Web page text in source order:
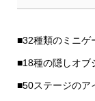
■32種類のミニゲ
■18種の隠しオブ
■50ステージのア